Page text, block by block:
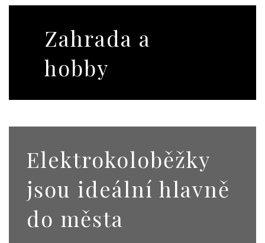
Zahrada a
hobby
Elektrokoloběžky
jsou ideální hlavně
do města